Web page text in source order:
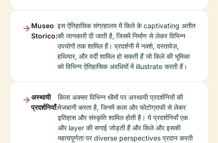
Museo
Storico:
इस ऐतिहासिक संग्रहालय में किले के captivating अतीत
की जानकारी दी जाती है, जिसमें निर्माण से लेकर विभिन्न
उपयोगों तक शामिल हैं। प्रदर्शनी में नक्शे, दस्तावेज़,
हथियार, और वर्दी शामिल हो सकती हैं जो किले की भूमिका
को विभिन्न ऐतिहासिक अवधियों में illustrate करती हैं।
अस्थायी
प्रदर्शनियाँ:
किला अक्सर विभिन्न थीमों पर अस्थायी प्रदर्शनियों की
मेजबानी करता है, जिनमें कला और फोटोग्राफी से लेकर
इतिहास और संस्कृति शामिल होती है। ये प्रदर्शनियाँ एक
और layer की सगाई जोड़ती हैं और किले और इसकी
महत्वपूर्णता पर diverse perspectives प्रदान करती